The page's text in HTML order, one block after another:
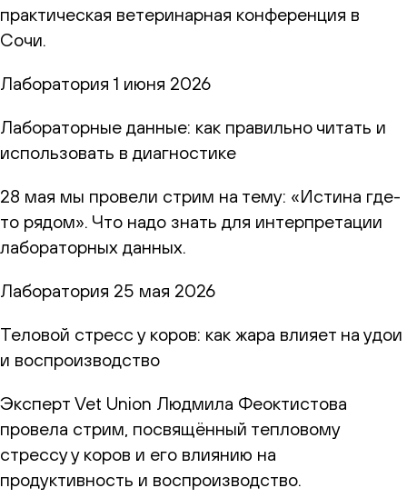
практическая ветеринарная конференция в
Сочи.
Лаборатория 1 июня 2026
Лабораторные данные: как правильно читать и
использовать в диагностике
28 мая мы провели стрим на тему: «Истина где-
то рядом». Что надо знать для интерпретации
лабораторных данных.
Лаборатория 25 мая 2026
Теловой стресс у коров: как жара влияет на удои
и воспроизводство
Эксперт Vet Union Людмила Феоктистова
провела стрим, посвящённый тепловому
стрессу у коров и его влиянию на
продуктивность и воспроизводство.